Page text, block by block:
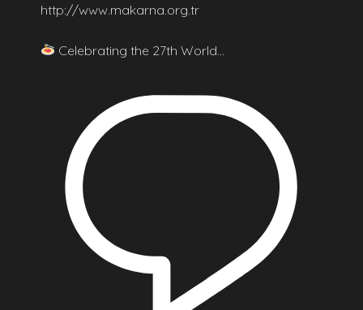
http://www.makarna.org.tr
Celebrating the 27th World…